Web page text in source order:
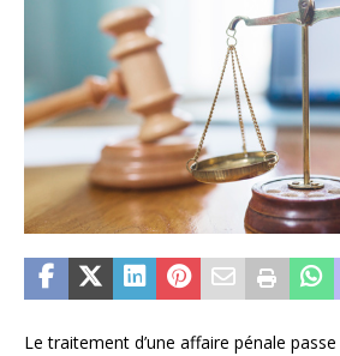
Le traitement d’une affaire pénale